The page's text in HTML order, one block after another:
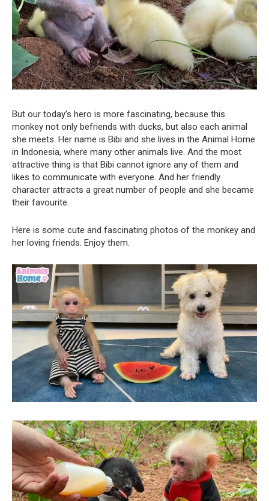
But our today’s hero is more fascinating, because this
monkey not only befriends with ducks, but also each animal
she meets. Her name is Bibi and she lives in the Animal Home
in Indonesia, where many other animals live. And the most
attractive thing is that Bibi cannot ignore any of them and
likes to communicate with everyone. And her friendly
character attracts a great number of people and she became
their favourite.
Here is some cute and fascinating photos of the monkey and
her loving friends. Enjoy them.